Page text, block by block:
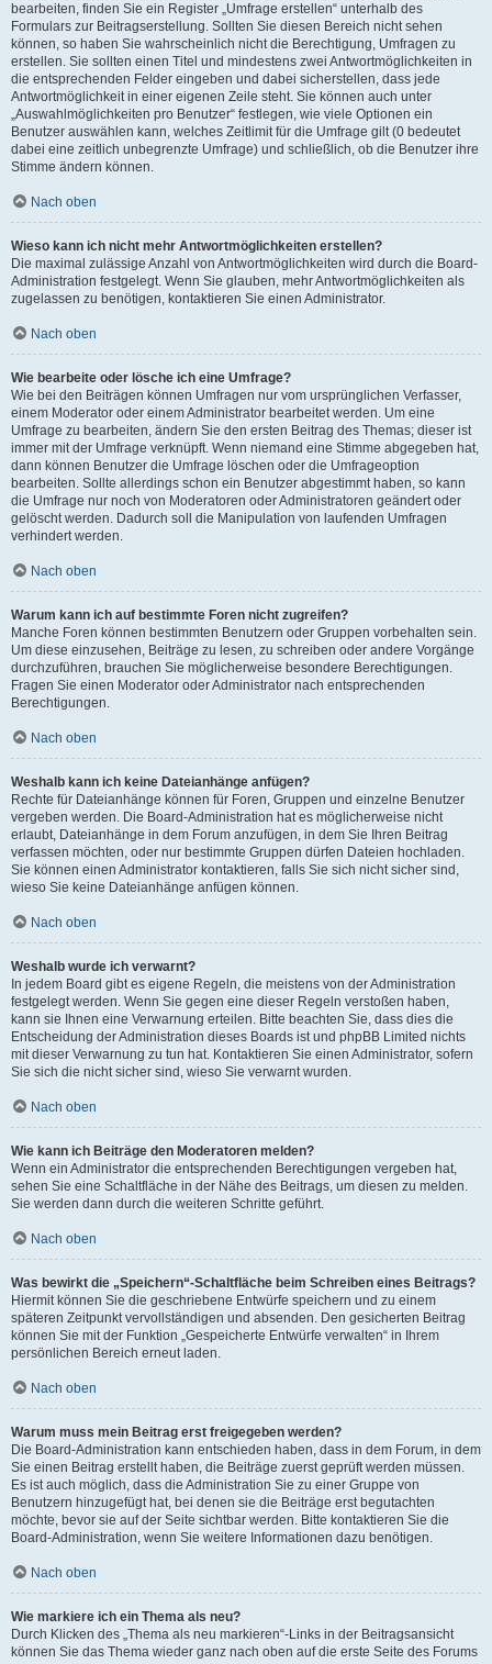
bearbeiten, finden Sie ein Register „Umfrage erstellen“ unterhalb des
Formulars zur Beitragserstellung. Sollten Sie diesen Bereich nicht sehen
können, so haben Sie wahrscheinlich nicht die Berechtigung, Umfragen zu
erstellen. Sie sollten einen Titel und mindestens zwei Antwortmöglichkeiten in
die entsprechenden Felder eingeben und dabei sicherstellen, dass jede
Antwortmöglichkeit in einer eigenen Zeile steht. Sie können auch unter
„Auswahlmöglichkeiten pro Benutzer“ festlegen, wie viele Optionen ein
Benutzer auswählen kann, welches Zeitlimit für die Umfrage gilt (0 bedeutet
dabei eine zeitlich unbegrenzte Umfrage) und schließlich, ob die Benutzer ihre
Stimme ändern können.
Nach oben
Wieso kann ich nicht mehr Antwortmöglichkeiten erstellen?
Die maximal zulässige Anzahl von Antwortmöglichkeiten wird durch die Board-
Administration festgelegt. Wenn Sie glauben, mehr Antwortmöglichkeiten als
zugelassen zu benötigen, kontaktieren Sie einen Administrator.
Nach oben
Wie bearbeite oder lösche ich eine Umfrage?
Wie bei den Beiträgen können Umfragen nur vom ursprünglichen Verfasser,
einem Moderator oder einem Administrator bearbeitet werden. Um eine
Umfrage zu bearbeiten, ändern Sie den ersten Beitrag des Themas; dieser ist
immer mit der Umfrage verknüpft. Wenn niemand eine Stimme abgegeben hat,
dann können Benutzer die Umfrage löschen oder die Umfrageoption
bearbeiten. Sollte allerdings schon ein Benutzer abgestimmt haben, so kann
die Umfrage nur noch von Moderatoren oder Administratoren geändert oder
gelöscht werden. Dadurch soll die Manipulation von laufenden Umfragen
verhindert werden.
Nach oben
Warum kann ich auf bestimmte Foren nicht zugreifen?
Manche Foren können bestimmten Benutzern oder Gruppen vorbehalten sein.
Um diese einzusehen, Beiträge zu lesen, zu schreiben oder andere Vorgänge
durchzuführen, brauchen Sie möglicherweise besondere Berechtigungen.
Fragen Sie einen Moderator oder Administrator nach entsprechenden
Berechtigungen.
Nach oben
Weshalb kann ich keine Dateianhänge anfügen?
Rechte für Dateianhänge können für Foren, Gruppen und einzelne Benutzer
vergeben werden. Die Board-Administration hat es möglicherweise nicht
erlaubt, Dateianhänge in dem Forum anzufügen, in dem Sie Ihren Beitrag
verfassen möchten, oder nur bestimmte Gruppen dürfen Dateien hochladen.
Sie können einen Administrator kontaktieren, falls Sie sich nicht sicher sind,
wieso Sie keine Dateianhänge anfügen können.
Nach oben
Weshalb wurde ich verwarnt?
In jedem Board gibt es eigene Regeln, die meistens von der Administration
festgelegt werden. Wenn Sie gegen eine dieser Regeln verstoßen haben,
kann sie Ihnen eine Verwarnung erteilen. Bitte beachten Sie, dass dies die
Entscheidung der Administration dieses Boards ist und phpBB Limited nichts
mit dieser Verwarnung zu tun hat. Kontaktieren Sie einen Administrator, sofern
Sie sich die nicht sicher sind, wieso Sie verwarnt wurden.
Nach oben
Wie kann ich Beiträge den Moderatoren melden?
Wenn ein Administrator die entsprechenden Berechtigungen vergeben hat,
sehen Sie eine Schaltfläche in der Nähe des Beitrags, um diesen zu melden.
Sie werden dann durch die weiteren Schritte geführt.
Nach oben
Was bewirkt die „Speichern“-Schaltfläche beim Schreiben eines Beitrags?
Hiermit können Sie die geschriebene Entwürfe speichern und zu einem
späteren Zeitpunkt vervollständigen und absenden. Den gesicherten Beitrag
können Sie mit der Funktion „Gespeicherte Entwürfe verwalten“ in Ihrem
persönlichen Bereich erneut laden.
Nach oben
Warum muss mein Beitrag erst freigegeben werden?
Die Board-Administration kann entschieden haben, dass in dem Forum, in dem
Sie einen Beitrag erstellt haben, die Beiträge zuerst geprüft werden müssen.
Es ist auch möglich, dass die Administration Sie zu einer Gruppe von
Benutzern hinzugefügt hat, bei denen sie die Beiträge erst begutachten
möchte, bevor sie auf der Seite sichtbar werden. Bitte kontaktieren Sie die
Board-Administration, wenn Sie weitere Informationen dazu benötigen.
Nach oben
Wie markiere ich ein Thema als neu?
Durch Klicken des „Thema als neu markieren“-Links in der Beitragsansicht
können Sie das Thema wieder ganz nach oben auf die erste Seite des Forums